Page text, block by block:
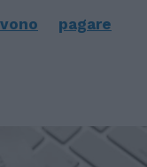
pagare